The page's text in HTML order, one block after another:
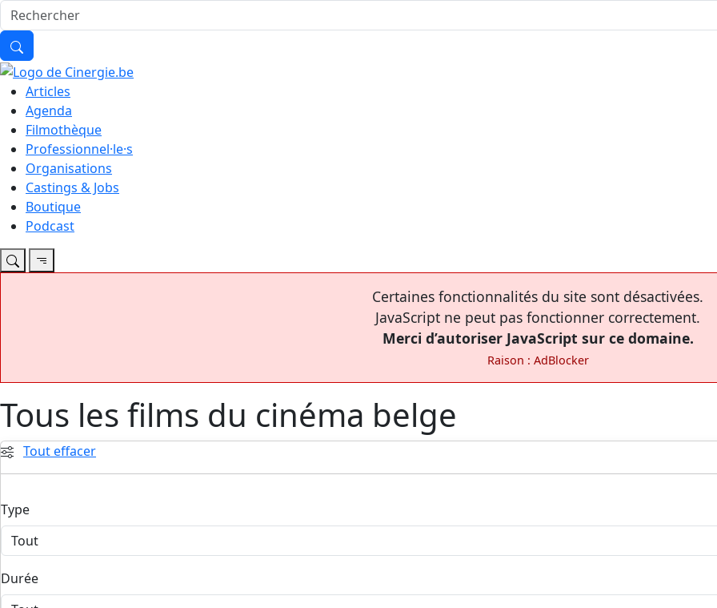
Articles
Agenda
Filmothèque
Professionnel·le·s
Organisations
Castings & Jobs
Boutique
Podcast
Certaines fonctionnalités du site sont désactivées.
JavaScript ne peut pas fonctionner correctement.
Merci d’autoriser JavaScript sur ce domaine.
Raison : AdBlocker
Tous les films du cinéma belge
Tout effacer
Type
Durée